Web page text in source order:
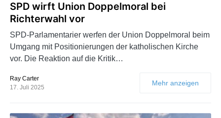
SPD wirft Union Doppelmoral bei
Richterwahl vor
SPD-Parlamentarier werfen der Union Doppelmoral beim
Umgang mit Positionierungen der katholischen Kirche
vor. Die Reaktion auf die Kritik…
Ray Carter
17. Juli 2025
Mehr anzeigen